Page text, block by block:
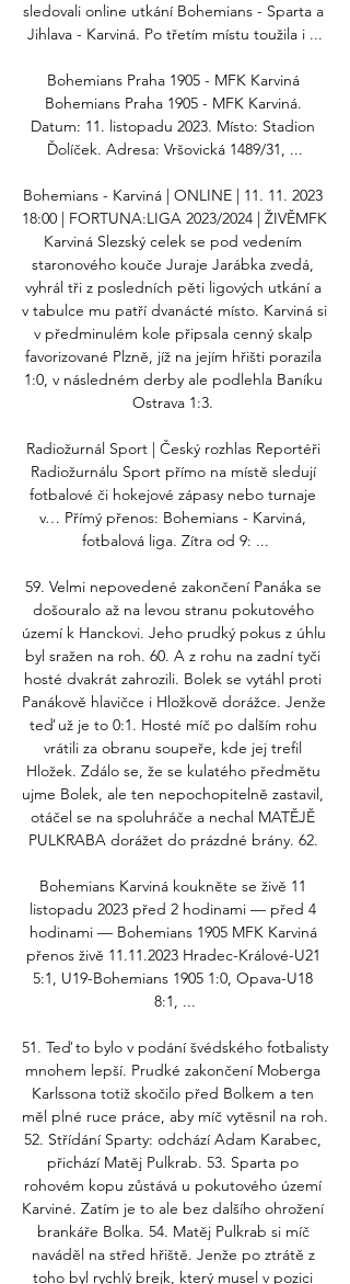
sledovali online utkání Bohemians - Sparta a
Jihlava - Karviná. Po třetím místu toužila i ...
Bohemians Praha 1905 - MFK Karviná
Bohemians Praha 1905 - MFK Karviná.
Datum: 11. listopadu 2023. Místo: Stadion
Ďolíček. Adresa: Vršovická 1489/31, ...
Bohemians - Karviná | ONLINE | 11. 11. 2023
18:00 | FORTUNA:LIGA 2023/2024 | ŽIVĚMFK
Karviná Slezský celek se pod vedením
staronového kouče Juraje Jarábka zvedá,
vyhrál tři z posledních pěti ligových utkání a
v tabulce mu patří dvanácté místo. Karviná si
v předminulém kole připsala cenný skalp
favorizované Plzně, jíž na jejím hřišti porazila
1:0, v následném derby ale podlehla Baníku
Ostrava 1:3.
Radiožurnál Sport | Český rozhlas Reportéři
Radiožurnálu Sport přímo na místě sledují
fotbalové či hokejové zápasy nebo turnaje
v… Přímý přenos: Bohemians - Karviná,
fotbalová liga. Zítra od 9: ...
59. Velmi nepovedené zakončení Panáka se
došouralo až na levou stranu pokutového
území k Hanckovi. Jeho prudký pokus z úhlu
byl sražen na roh. 60. A z rohu na zadní tyči
hosté dvakrát zahrozili. Bolek se vytáhl proti
Panákově hlavičce i Hložkově dorážce. Jenže
teď už je to 0:1. Hosté míč po dalším rohu
vrátili za obranu soupeře, kde jej trefil
Hložek. Zdálo se, že se kulatého předmětu
ujme Bolek, ale ten nepochopitelně zastavil,
otáčel se na spoluhráče a nechal MATĚJĚ
PULKRABA dorážet do prázdné brány. 62.
Bohemians Karviná koukněte se živě 11
listopadu 2023 před 2 hodinami — před 4
hodinami — Bohemians 1905 MFK Karviná
přenos živě 11.11.2023 Hradec-Králové-U21
5:1, U19-Bohemians 1905 1:0, Opava-U18
8:1, ...
51. Teď to bylo v podání švédského fotbalisty
mnohem lepší. Prudké zakončení Moberga
Karlssona totiž skočilo před Bolkem a ten
měl plné ruce práce, aby míč vytěsnil na roh.
52. Střídání Sparty: odchází Adam Karabec,
přichází Matěj Pulkrab. 53. Sparta po
rohovém kopu zůstává u pokutového území
Karviné. Zatím je to ale bez dalšího ohrožení
brankáře Bolka. 54. Matěj Pulkrab si míč
naváděl na střed hřiště. Jenže po ztrátě z
toho byl rychlý brejk, který musel v pozici